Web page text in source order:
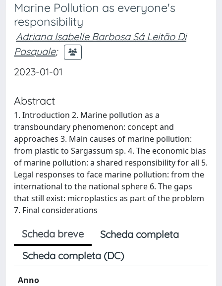
Marine Pollution as everyone's
responsibility
Adriana Isabelle Barbosa Sá Leitão Di
Pasquale;
2023-01-01
Abstract
1. Introduction 2. Marine pollution as a
transboundary phenomenon: concept and
approaches 3. Main causes of marine pollution:
from plastic to Sargassum sp. 4. The economic bias
of marine pollution: a shared responsibility for all 5.
Legal responses to face marine pollution: from the
international to the national sphere 6. The gaps
that still exist: microplastics as part of the problem
7. Final considerations
Scheda breve
Scheda completa
Scheda completa (DC)
Anno